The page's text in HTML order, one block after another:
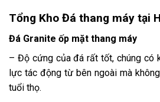
Tổng Kho Đá thang máy tại
Đá Granite ốp mặt thang máy
– Độ cứng của đá rất tốt, chúng có
lực tác động từ bên ngoài mà
tuổi thọ.